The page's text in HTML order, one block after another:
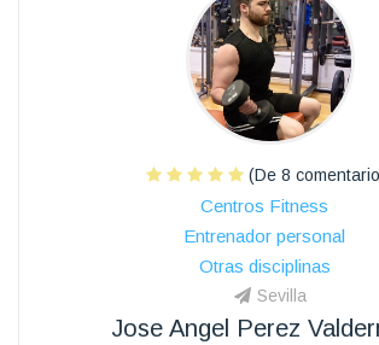
(De 8
Centros Fitness
Entrenador personal
Otras disciplinas
Sevilla
Jose Angel Perez